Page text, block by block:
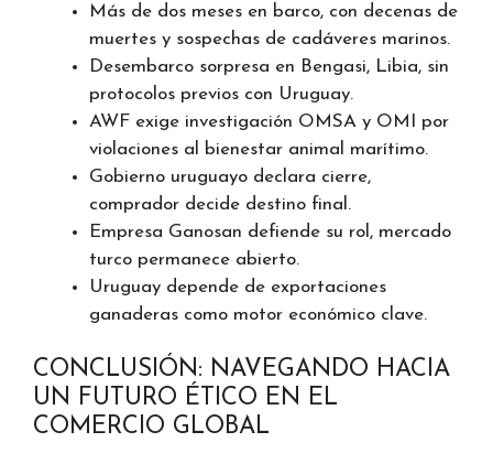
Más de dos meses en barco, con decenas de
muertes y sospechas de cadáveres marinos.
Desembarco sorpresa en Bengasi, Libia, sin
protocolos previos con Uruguay.
AWF exige investigación OMSA y OMI por
violaciones al bienestar animal marítimo.
Gobierno uruguayo declara cierre,
comprador decide destino final.
Empresa Ganosan defiende su rol, mercado
turco permanece abierto.
Uruguay depende de exportaciones
ganaderas como motor económico clave.
CONCLUSIÓN: NAVEGANDO HACIA
UN FUTURO ÉTICO EN EL
COMERCIO GLOBAL